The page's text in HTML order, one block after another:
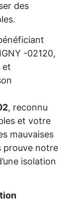
des
-02120,
et
, reconnu
et votre
mauvaises
prouve notre
isolation